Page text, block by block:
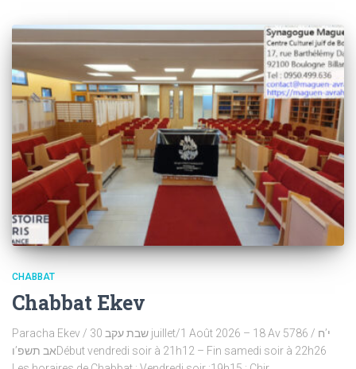
CHABBAT
Chabbat Ekev
Paracha Ekev / שבת עקב 30 juillet/1 Août 2026 – 18 Av 5786 / י’ח
אב תשפ’וDébut vendredi soir à 21h12 – Fin samedi soir à 22h26